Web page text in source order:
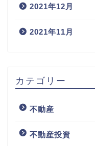
2021年12月
2021年11月
カテゴリー
不動産
不動産投資